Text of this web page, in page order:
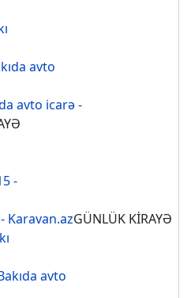
avto icarə -
Karavan.azGÜNLÜK KİRAYƏ